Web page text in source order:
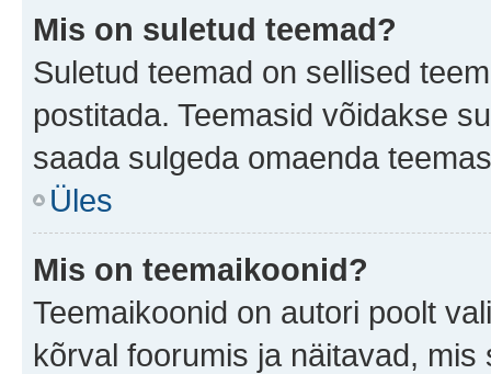
Mis on suletud teemad?
Suletud teemad on sellised
postitada. Teemasid võidakse
saada sulgeda omaenda
Üles
Mis on teemaikoonid?
Teemaikoonid on autori poolt
kõrval foorumis ja näitavad, mis